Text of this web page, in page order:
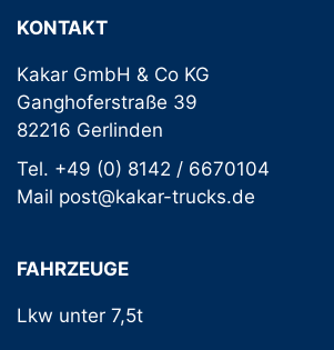
KONTAKT
Kakar GmbH & Co KG
Ganghoferstraße 39
82216 Gerlinden
Tel. +49 (0) 8142 / 6670104
Mail post@kakar-trucks.de
FAHRZEUGE
Lkw unter 7,5t